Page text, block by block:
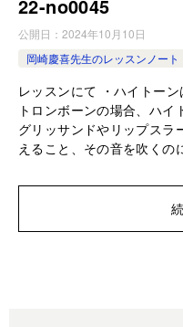
22-no0045
公開日： 2024年10月10日
岡崎慶喜先生のレッスンノート
レッスンにて ・ハイトー
トロンボーンの場合、ハ
グリッサンドやリップスラ
えること、その音を吹く